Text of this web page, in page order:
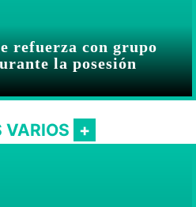
refuerza con grupo
la posesión
VARIOS